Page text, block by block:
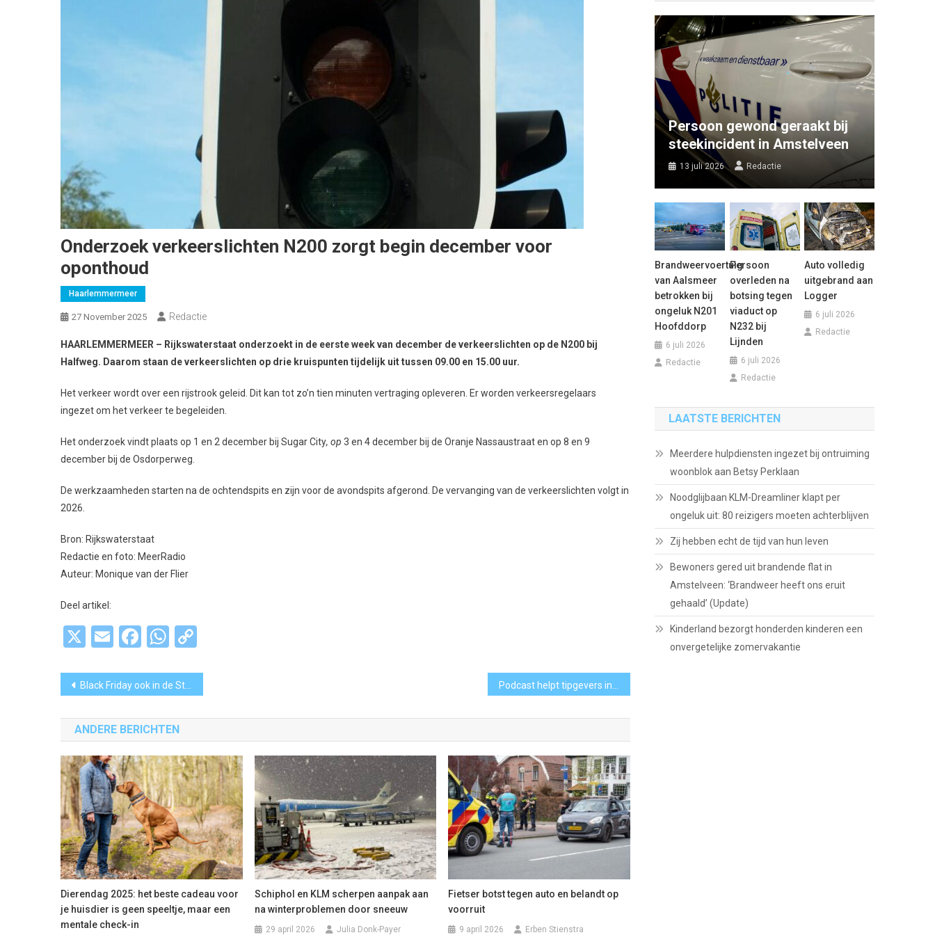
Onderzoek verkeerslichten N200 zorgt begin december voor
oponthoud
Haarlemmermeer
27 November 2025 Redactie
HAARLEMMERMEER – Rijkswaterstaat onderzoekt in de eerste week van december de verkeerslichten op de N200 bij
Halfweg. Daarom staan de verkeerslichten op drie kruispunten tijdelijk uit tussen 09.00 en 15.00 uur.
Het verkeer wordt over een rijstrook geleid. Dit kan tot zo’n tien minuten vertraging opleveren. Er worden verkeersregelaars
ingezet om het verkeer te begeleiden.
Het onderzoek vindt plaats op 1 en 2 december bij Sugar City, op 3 en 4 december bij de Oranje Nassaustraat en op 8 en 9
december bij de Osdorperweg.
De werkzaamheden starten na de ochtendspits en zijn voor de avondspits afgerond. De vervanging van de verkeerslichten volgt in
2026.
Bron: Rijkswaterstaat
Redactie en foto: MeerRadio
Auteur: Monique van der Flier
Deel artikel:
X EmailFacebook
WhatsApp
Bericht
navigatie
Black Friday ook in de Streek
ANDERE BERICHTEN
Dierendag 2025: het beste cadeau voor
je huisdier is geen speeltje, maar een
mentale check-in
Schiphol en KLM scherpen aanpak aan
na winterproblemen door sneeuw
29 april 2026 Julia Donk-Payer
Fietser botst tegen auto en belandt op
voorruit
9 april 2026 Erben Stienstra
Persoon gewond geraakt bij
steekincident in Amstelveen
13 juli 2026 Redactie
Brandweervoertuig
van Aalsmeer
betrokken bij
ongeluk N201
Hoofddorp
6 juli 2026
Redactie
Persoon
overleden na
botsing tegen
viaduct op
N232 bij
Lijnden
6 juli 2026
Redactie
Auto volledig
uitgebrand aan
Logger
6 juli 2026
Redactie
LAATSTE BERICHTEN
Meerdere hulpdiensten ingezet bij ontruiming
woonblok aan Betsy Perklaan
Noodglijbaan KLM-Dreamliner klapt per
ongeluk uit: 80 reizigers moeten achterblijven
Zij hebben echt de tijd van hun leven
Bewoners gered uit brandende flat in
Amstelveen: ‘Brandweer heeft ons eruit
gehaald’ (Update)
Kinderland bezorgt honderden kinderen een
onvergetelijke zomervakantie